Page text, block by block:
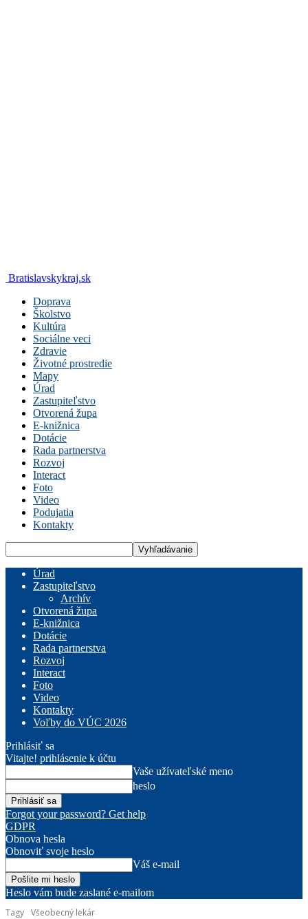
Bratislavskykraj.sk
Doprava
Školstvo
Kultúra
Sociálne veci
Zdravie
Životné prostredie
Mapy
Úrad
Zastupiteľstvo
Otvorená župa
E-knižnica
Dotácie
Rada partnerstva
Rozvoj
Interact
Foto
Video
Podujatia
Kontakty
Úrad
Zastupiteľstvo
Archív
Otvorená župa
E-knižnica
Dotácie
Rada partnerstva
Rozvoj
Interact
Foto
Video
Kontakty
Voľby do VÚC 2026
Prihlásiť sa
Vitajte! prihlásenie k účtu
Vaše užívateľské meno
heslo
Forgot your password? Get help
GDPR
Obnova hesla
Obnoviť svoje heslo
Váš e-mail
Heslo vám bude zaslané e-mailom
Tagy Všeobecný lekár